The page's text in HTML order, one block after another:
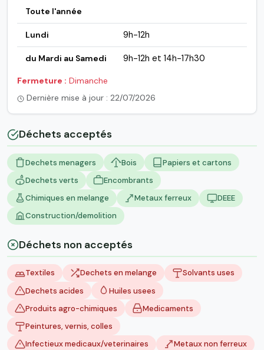
Toute l'année
Lundi 9h-12h
du Mardi au Samedi 9h-12h et 14h-17h30
Fermeture : Dimanche
Dernière mise à jour : 22/07/2026
Déchets acceptés
Dechets menagers Bois
Papiers et cartons
Dechets verts
Encombrants
Chimiques en melange
Metaux ferreux
DEEE
Construction/demolition
Déchets non acceptés
Textiles Dechets en melange
Solvants uses
Dechets acides
Huiles usees
Produits agro-chimiques
Medicaments
Peintures, vernis, colles
Infectieux medicaux/veterinaires
Metaux non ferreux